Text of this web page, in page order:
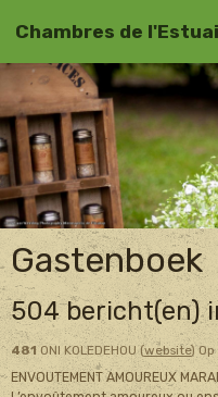
Chambres de
Gastenboek
504 bericht(en)
481 ONI KOLEDEHOU (website)
ENVOUTEMENT AMOUREUX